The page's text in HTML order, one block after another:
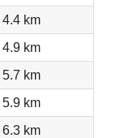
4.4 km
4.9 km
5.7 km
5.9 km
6.3 km